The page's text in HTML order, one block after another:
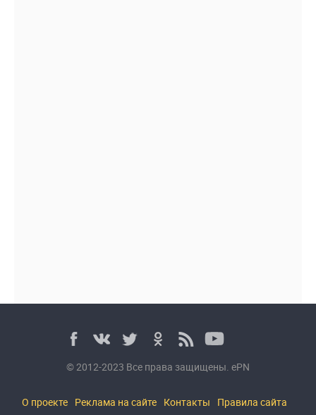
© 2012-2023 Все права защищены. ePN
О проекте Реклама на сайте Контакты Правила сайта